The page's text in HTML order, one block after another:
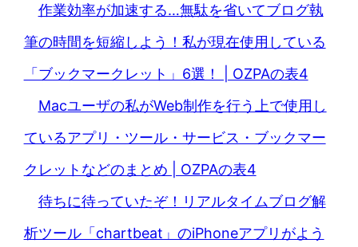
作業効率が加速する…無駄を省いてブログ執
筆の時間を短縮しよう！私が現在使用している
「ブックマークレット」6選！ | OZPAの表4
Macユーザの私がWeb制作を行う上で使用し
ているアプリ・ツール・サービス・ブックマー
クレットなどのまとめ | OZPAの表4
待ちに待っていたぞ！リアルタイムブログ解
析ツール「chartbeat」のiPhoneアプリがよう